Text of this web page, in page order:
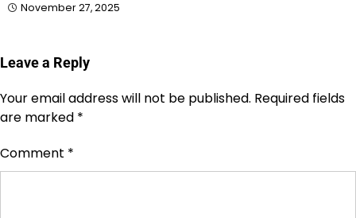
November 27, 2025
Leave a Reply
Your email address will not be published. Required fields
are marked *
Comment *